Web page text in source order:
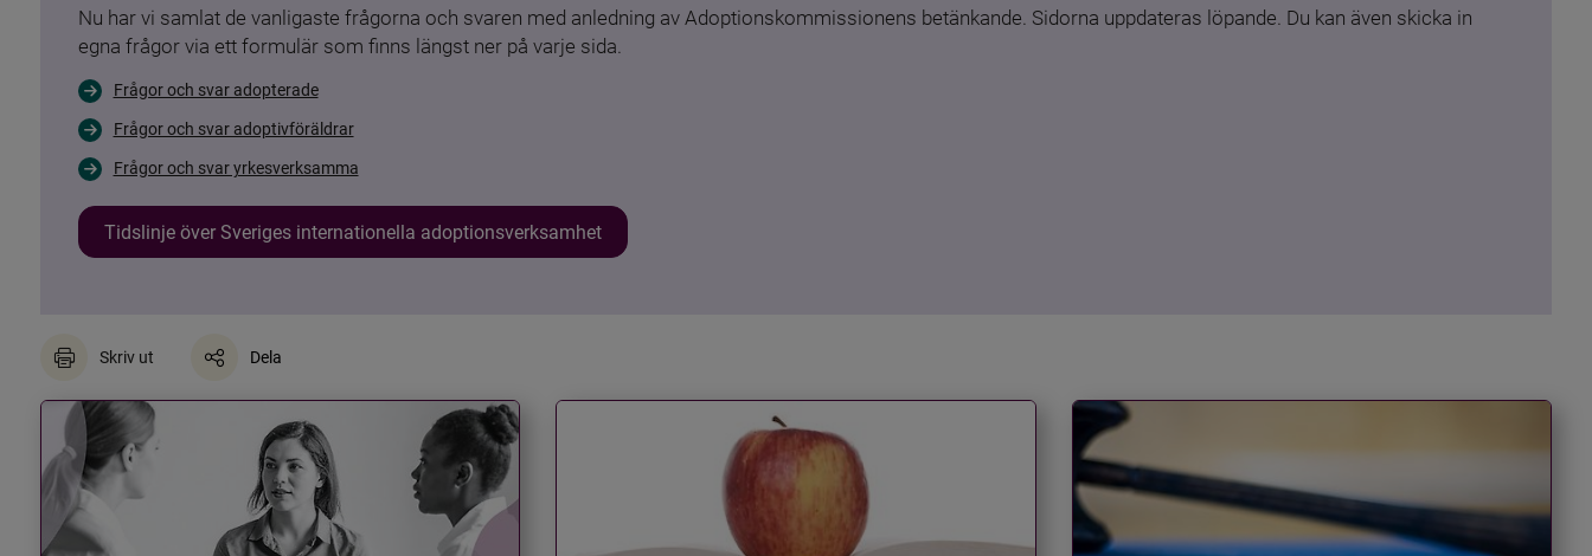
Nu har vi samlat de vanligaste frågorna och svaren med anledning av Adoptionskommissionens betänkande. Sidorna uppdateras löpande. Du kan även skicka in
egna frågor via ett formulär som finns längst ner på varje sida.
Frågor och svar adopterade
Frågor och svar adoptivföräldrar
Frågor och svar yrkesverksamma
Tidslinje över Sveriges internationella adoptionsverksamhet
Skriv ut Dela